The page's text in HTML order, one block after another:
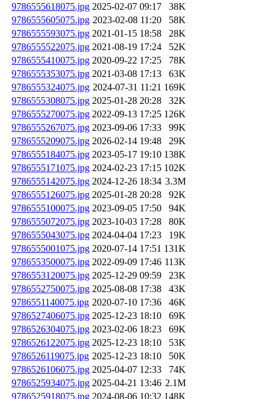
9786555618075.jpg 2025-02-07 09:17
38K
9786555605075.jpg 2023-02-08 11:20
58K
9786555593075.jpg 2021-01-15 18:58
28K
9786555522075.jpg 2021-08-19 17:24
52K
9786555410075.jpg 2020-09-22 17:25
78K
9786555353075.jpg 2021-03-08 17:13
63K
9786555324075.jpg 2024-07-31 11:21 169K
9786555308075.jpg 2025-01-28 20:28
32K
9786555270075.jpg 2022-09-13 17:25 126K
9786555267075.jpg 2023-09-06 17:33
99K
9786555209075.jpg 2026-02-14 19:48
29K
9786555184075.jpg 2023-05-17 19:10 138K
9786555171075.jpg 2024-02-23 17:15 102K
9786555142075.jpg 2024-12-26 18:34 3.3M
9786555126075.jpg 2025-01-28 20:28
92K
9786555100075.jpg 2023-09-05 17:50
94K
9786555072075.jpg 2023-10-03 17:28
80K
9786555043075.jpg 2024-04-04 17:23
19K
9786555001075.jpg 2020-07-14 17:51 131K
9786553500075.jpg 2022-09-09 17:46 113K
9786553120075.jpg 2025-12-29 09:59
23K
9786552750075.jpg 2025-08-08 17:38
43K
9786551140075.jpg 2020-07-10 17:36
46K
9786527406075.jpg 2025-12-23 18:10
69K
9786526304075.jpg 2023-02-06 18:23
69K
9786526122075.jpg 2025-12-23 18:10
53K
9786526119075.jpg 2025-12-23 18:10
50K
9786526106075.jpg 2025-04-07 12:33
74K
9786525934075.jpg 2025-04-21 13:46 2.1M
9786525918075.jpg 2024-08-06 10:32 148K